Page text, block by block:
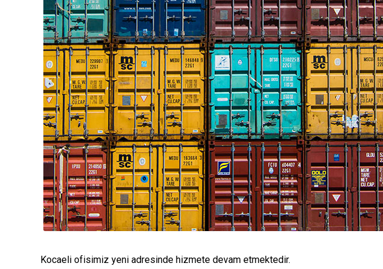
Kocaeli ofisimiz yeni adresinde hizmete devam etmektedir.